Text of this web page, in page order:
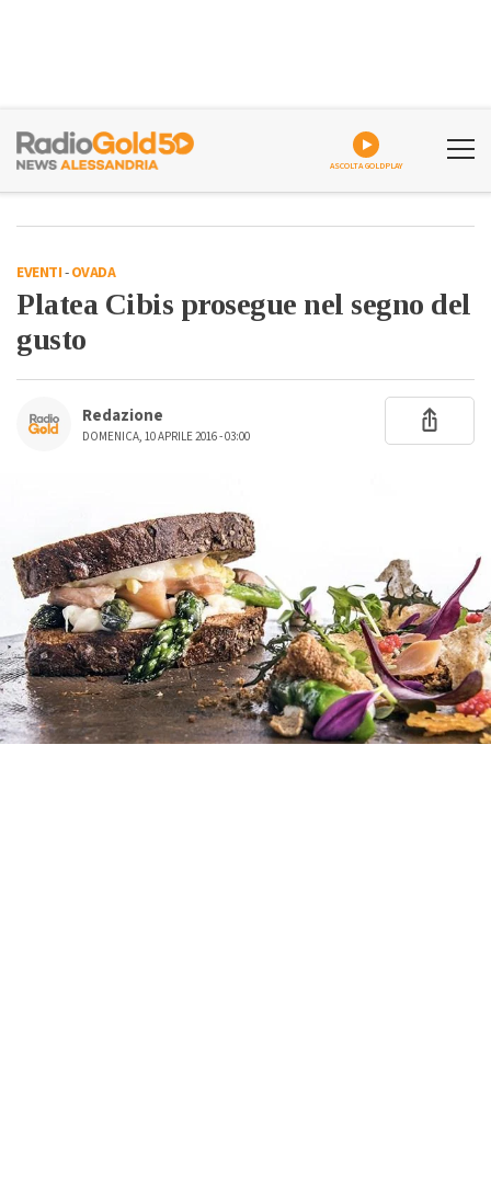
ASCOLTA GOLDPLAY
EVENTI-OVADA
Platea Cibis prosegue nel segno del
gusto
Redazione
DOMENICA, 10 APRILE 2016 - 03:00